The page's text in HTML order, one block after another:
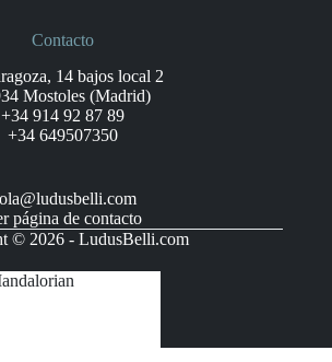
Contacto
14 bajos local 2
Mostoles (Madrid)
+34 914 92 87 89
+34 649507350
página de contacto
© 2026 - LudusBelli.com